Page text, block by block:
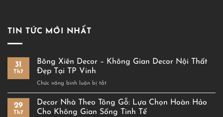
TIN TỨC MỚI NHẤT
31
Th7
Bông Xiên Decor – Không Gian Decor Nội Thất
Đẹp Tại TP Vinh
Chức năng bình luận bị tắtở
Bông
Xiên
Decor
29
Th7
Decor Nhà Theo Tông Gỗ: Lựa Chọn Hoàn Hảo
Cho Không Gian Sống Tinh Tế